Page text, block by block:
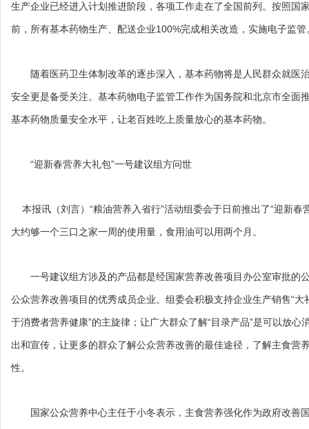
生产企业已经进入计划推进阶段，各项工作走在了全国前列。按照国
前，所有基本药物生产、配送企业100%完成相关改造，实施电子监管
随着医药卫生体制改革的逐步深入，基本药物将是人民群众就医
安全更是备受关注。基本药物电子监管工作作为国务院和北京市全面
基本药物质量安全水平，让老百姓吃上质量放心的基本药物。
“迎新春营养大礼包”一号建议组方问世
本报讯（刘言）“粮油营养入省行”活动组委会于日前推出了“迎新春
大约够一个三口之家一周的使用量，食用油可以用两个月。
一号建议组方涉及的产品都是经国家营养改善项目办公室审批的
公众营养改善项目的优秀成员企业。组委会积极支持企业生产销售“
于消费者营养健康”的主旋律；让广大群众了解“目录产品”是可以放心
出和宣传，让更多的群众了解公众营养改善的最佳途径，了解主食营
性。
国家公众营养中心主任于小冬表示，主食营养强化作为政府改善